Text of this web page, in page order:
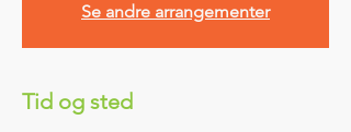
Se andre arrangementer
Tid og sted